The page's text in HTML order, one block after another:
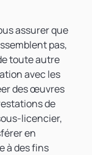
assurer que
pas,
toute autre
avec les
des œuvres
de
licencier,
en
à des fins